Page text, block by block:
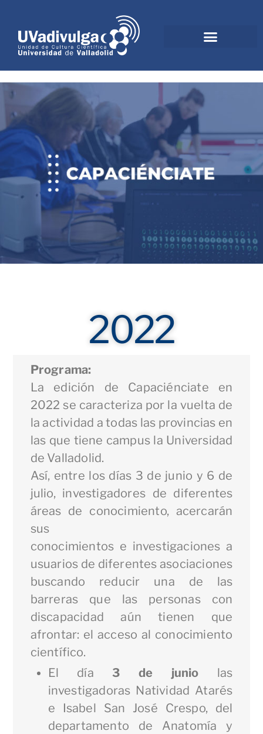
2022
Programa:
La edición de Capaciénciate en
2022 se caracteriza por la vuelta de
la actividad a todas las provincias en
las que tiene campus la Universidad
de Valladolid.
Así, entre los días 3 de junio y 6 de
julio, investigadores de diferentes
áreas de conocimiento, acercarán
sus
conocimientos e investigaciones a
usuarios de diferentes asociaciones
buscando reducir una de las
barreras que las personas con
discapacidad aún tienen que
afrontar: el acceso al conocimiento
científico.
El día3 de junio las
investigadoras Natividad Atarés
e Isabel San José Crespo, del
departamento de Anatomía y